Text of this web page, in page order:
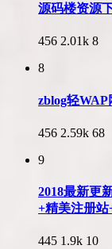
源码楼资源
456 2.01k 8
8
zblog轻
456 2.59k 68
9
2018最新更
+精美注册站
445 1.9k 10